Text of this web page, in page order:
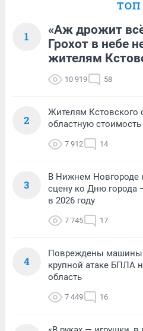
ТОП
1
«Аж дрожит
Грохот в небе
жителям
10 919 58
2
Жителям Кстовского
областную
7 912 14
3
В Нижнем Новгороде
сцену ко Дню города
в 2026 году
7 745 17
4
Повреждены
крупной атаке БПЛА
область
7 449 16